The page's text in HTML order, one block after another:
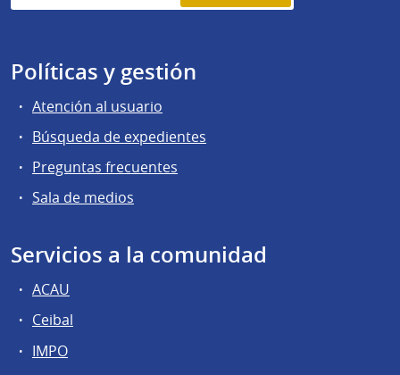
Políticas y gestión
Atención al usuario
Búsqueda de expedientes
Preguntas frecuentes
Sala de medios
Servicios a la comunidad
ACAU
Ceibal
IMPO